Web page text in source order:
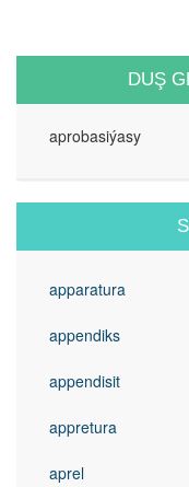
DUŞ
aprobasiýasy
apparatura
appendiks
appendisit
appretura
aprel